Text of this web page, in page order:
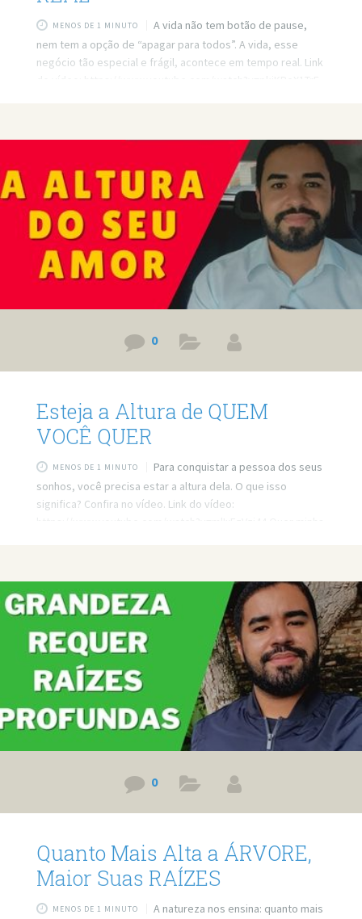
MENOS DE 1 MINUTO
A vida não tem botão de pause,
nem tem a opção de “apagar para todos”. A vida, esse
negócio tão especial e frágil, acontece em tempo real. Link
0
Esteja a Altura de QUEM
VOCÊ QUER
MENOS DE 1 MINUTO
Para conquistar a pessoa dos seus
sonhos, você precisa estar a altura dela. O que isso
significa? Confira no vídeo. Link do vídeo:
0
Quanto Mais Alta a ÁRVORE,
Maior Suas RAÍZES
MENOS DE 1 MINUTO
A natureza nos ensina: quanto mais